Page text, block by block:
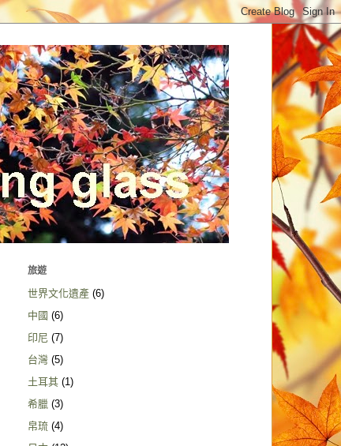
旅遊
世界文化遺產 (6)
中國 (6)
印尼 (7)
台灣 (5)
土耳其 (1)
希臘 (3)
帛琉 (4)